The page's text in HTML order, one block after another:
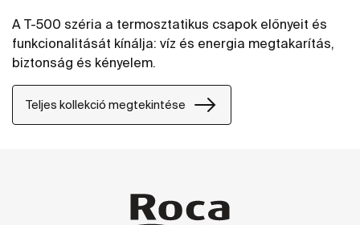
A T-500 széria a termosztatikus csapok előnyeit és
funkcionalitását kínálja: víz és energia megtakarítás,
biztonság és kényelem.
Teljes kollekció megtekintése